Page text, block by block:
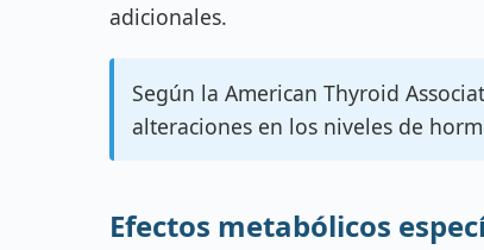
adicionales.
Según la American Thyroid
alteraciones en los niveles de
Efectos metabólicos